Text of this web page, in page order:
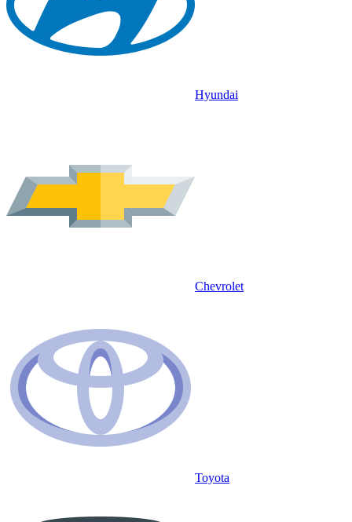
Hyundai
Chevrolet
Toyota